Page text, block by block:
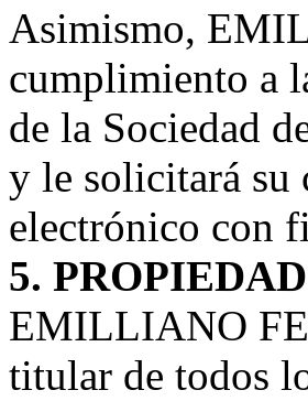
Asimismo,
cumplimiento a
de la Sociedad
y le solicitará su
electrónico con
5.
EMILLIANO
titular de todos